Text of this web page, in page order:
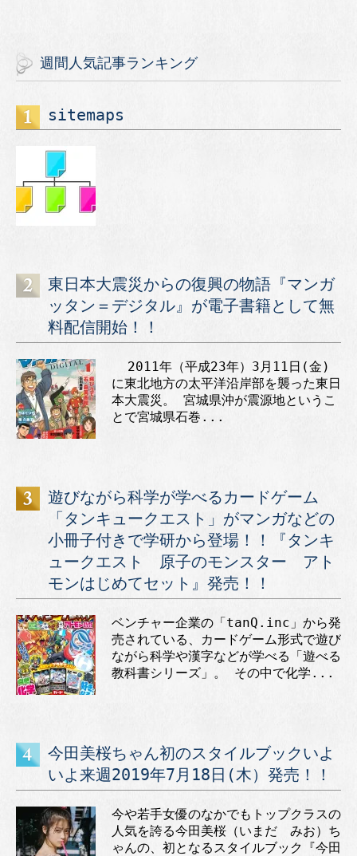
週間人気記事ランキング
sitemaps
東日本大震災からの復興の物語『マンガ
ッタン＝デジタル』が電子書籍として無
料配信開始！！
2011年（平成23年）3月11日(金)
に東北地方の太平洋沿岸部を襲った東日
本大震災。 宮城県沖が震源地というこ
とで宮城県石巻...
遊びながら科学が学べるカードゲーム
「タンキュークエスト」がマンガなどの
小冊子付きで学研から登場！！『タンキ
ュークエスト 原子のモンスター アト
モンはじめてセット』発売！！
ベンチャー企業の「tanQ.inc」から発
売されている、カードゲーム形式で遊び
ながら科学や漢字などが学べる「遊べる
教科書シリーズ」。 その中で化学...
今田美桜ちゃん初のスタイルブックいよ
いよ来週2019年7月18日(木）発売！！
今や若手女優のなかでもトップクラスの
人気を誇る今田美桜（いまだ みお）ち
ゃんの、初となるスタイルブック『今田